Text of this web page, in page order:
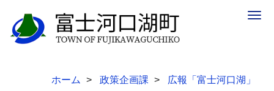
ホーム 政策企画課
広報「富士河口湖」